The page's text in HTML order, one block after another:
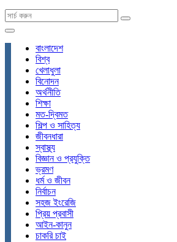
বাংলাদেশ
বিশ্ব
খেলাধুলা
বিনোদন
অর্থনীতি
শিক্ষা
মত-দ্বিমত
শিল্প ও সাহিত্য
জীবনধারা
স্বাস্থ্য
বিজ্ঞান ও প্রযুক্তি
ভ্রমণ
ধর্ম ও জীবন
নির্বাচন
সহজ ইংরেজি
প্রিয় প্রবাসী
আইন-কানুন
চাকরি চাই